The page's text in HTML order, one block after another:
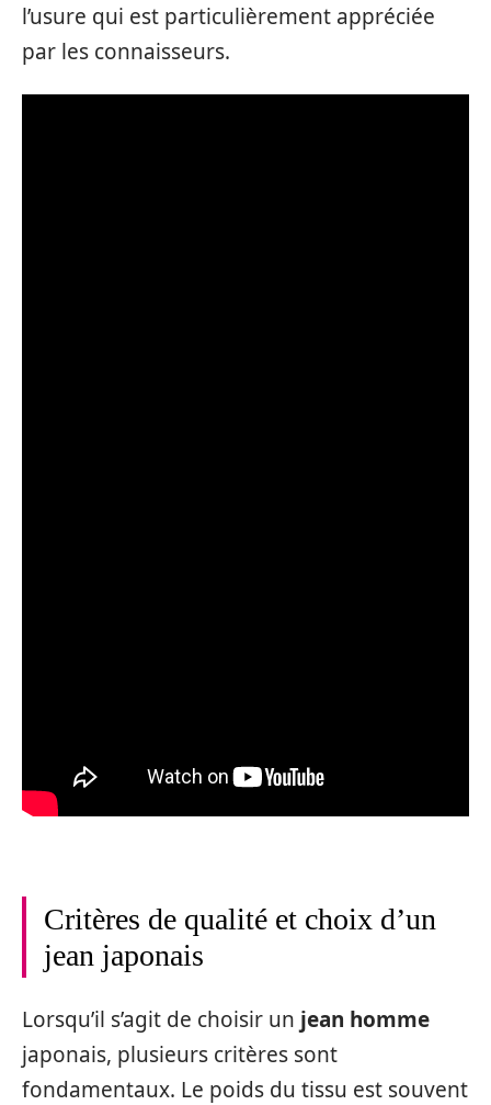
l’usure qui est particulièrement appréciée
par les connaisseurs.
Critères de qualité et choix d’un
jean japonais
Lorsqu’il s’agit de choisir un jean homme
japonais, plusieurs critères sont
fondamentaux. Le poids du tissu est souvent